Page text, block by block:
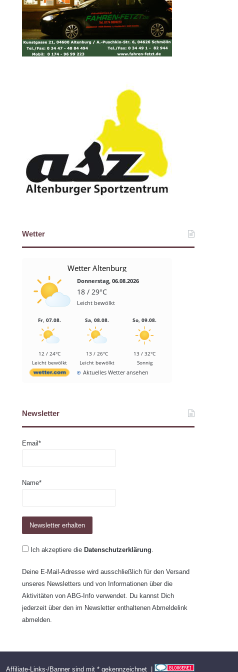
Wetter
Wetter Altenburg
Donnerstag, 06.08.2026
18 / 29°C
Leicht bewölkt
Fr, 07.08.
12 / 24°C
Leicht bewölkt
Sa, 08.08.
13 / 26°C
Leicht bewölkt
So, 09.08.
13 / 32°C
Sonnig
Aktuelles Wetter ansehen
Newsletter
Email*
Name*
Ich akzeptiere die Datenschutzerklärung.
Deine E-Mail-Adresse wird ausschließlich für den Versand
unseres Newsletters und von Informationen über die
Aktivitäten von ABG-Info verwendet. Du kannst Dich
jederzeit über den im Newsletter enthaltenen Abmeldelink
abmelden.
Affiliate-Links-/Banner sind mit * gekennzeichnet |